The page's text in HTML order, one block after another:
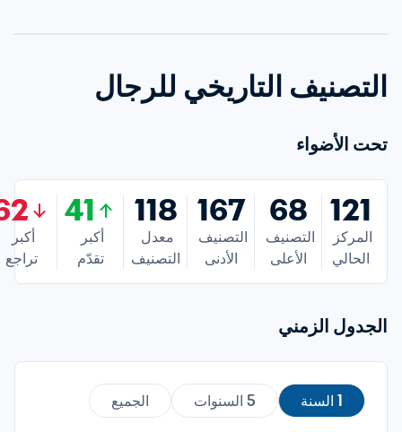
التصنيف التاريخي للرجال
تحت الأضواء
121
الحالي
68
الأعلى
167
الأدنى
118
التصنيف
41
تقدّم
تراجع
الجدول الزمني
1 السنة 5 السنوات الجميع